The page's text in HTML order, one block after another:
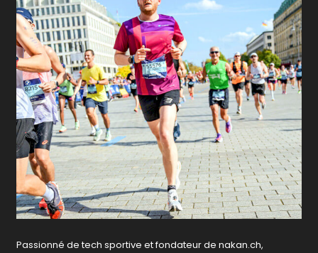
Passionné de tech sportive et fondateur de nakan.ch,